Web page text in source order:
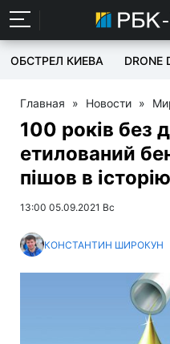
ОБСТРЕЛ КИЕВА DRONE
Главная » Новости »
100 років без
етилований
пішов в історію
13:00 05.09.2021 Вс
КОНСТАНТИН ШИРОКУН